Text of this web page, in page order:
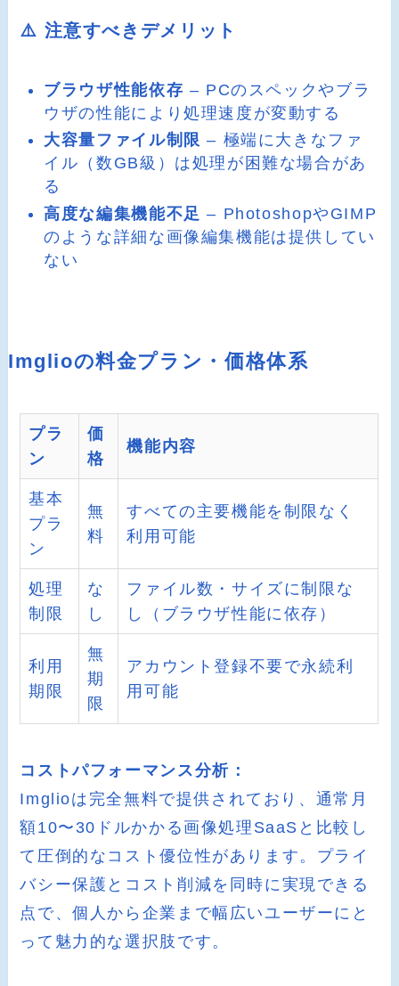
⚠️ 注意すべきデメリット
ブラウザ性能依存 – PCのスペックやブラ
ウザの性能により処理速度が変動する
大容量ファイル制限 – 極端に大きなファ
イル（数GB級）は処理が困難な場合があ
る
高度な編集機能不足 – PhotoshopやGIMP
のような詳細な画像編集機能は提供してい
ない
Imglioの料金プラン・価格体系
プラ
ン
価
格
機能内容
基本
プラ
ン
無
料
すべての主要機能を制限なく
利用可能
処理
制限
な
し
ファイル数・サイズに制限な
し（ブラウザ性能に依存）
利用
期限
無
期
限
アカウント登録不要で永続利
用可能
コストパフォーマンス分析：
Imglioは完全無料で提供されており、通常月
額10〜30ドルかかる画像処理SaaSと比較し
て圧倒的なコスト優位性があります。プライ
バシー保護とコスト削減を同時に実現できる
点で、個人から企業まで幅広いユーザーにと
って魅力的な選択肢です。